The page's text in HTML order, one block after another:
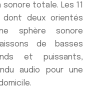
totale. Les 11
dont deux orientés
sphère sonore
de basses
et puissants,
audio pour une